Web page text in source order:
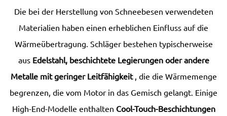
Die bei der Herstellung von Schneebesen verwendeten
Materialien haben einen erheblichen Einfluss auf die
Wärmeübertragung. Schläger bestehen typischerweise
aus Edelstahl, beschichtete Legierungen oder andere
Metalle mit geringer Leitfähigkeit , die die Wärmemenge
begrenzen, die vom Motor in das Gemisch gelangt. Einige
High-End-Modelle enthalten Cool-Touch-Beschichtungen